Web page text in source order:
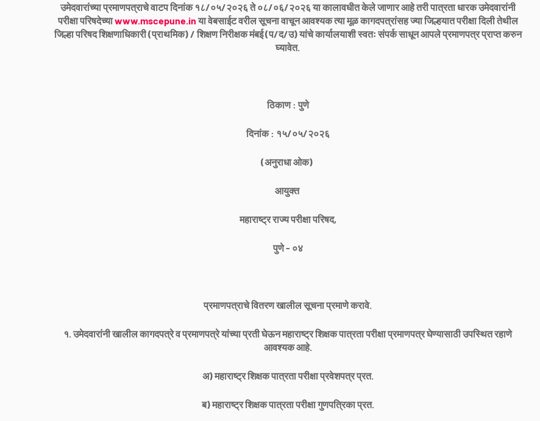
उमेदवारांच्या प्रमाणपत्राचे वाटप दिनांक १८/०५/२०२६ ते ०८/०६/२०२६ या कालावधीत केले जाणार आहे तरी पात्रता धारक उमेदवारांनी
परीक्षा परिषदेच्याwww.mscepune.inया वेबसाईट वरील सूचना वाचून आवश्यक त्या मूळ कागदपत्रांसह ज्या जिल्हयात परीक्षा दिली तेथील
जिल्हा परिषद शिक्षणाधिकारी (प्राथमिक) / शिक्षण निरीक्षक मंबई (प/द/उ) यांचे कार्यालयाशी स्वतः संपर्क साधून आपले प्रमाणपत्र प्राप्त करुन
घ्यावेत.
ठिकाण : पुणे
दिनांक : १५/०५/२०२६
(अनुराधा ओक)
आयुक्त
महाराष्ट्र राज्य परीक्षा परिषद,
पुणे - ०४
प्रमाणपत्राचे वितरण खालील सूचना प्रमाणे करावे.
१. उमेदवारांनी खालील कागदपत्रे व प्रमाणपत्रे यांच्या प्रती घेऊन महाराष्ट्र शिक्षक पात्रता परीक्षा प्रमाणपत्र घेण्यासाठी उपस्थित रहाणे
आवश्यक आहे.
अ) महाराष्ट्र शिक्षक पात्रता परीक्षा प्रवेशपत्र प्रत.
ब) महाराष्ट्र शिक्षक पात्रता परीक्षा गुणपत्रिका प्रत.